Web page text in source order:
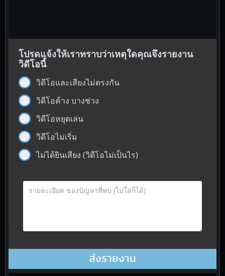
โปรดแจ้งให้เราทราบว่าเหตุใดคุณจึงรายงาน
วิดีโอนี้
วิดีโอและเสียงไม่ตรงกัน
วิดีโอค้าง บางช่วง
วิดีโอหยุดเล่น
วิดีโอไม่เริ่ม
ไม่ได้ยินเสียง (วิดีโอไม่เป็นไร)